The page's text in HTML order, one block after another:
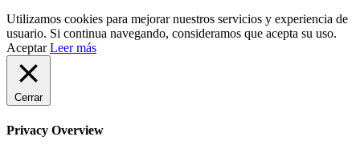
Utilizamos cookies para mejorar nuestros servicios y experiencia de
usuario. Si continua navegando, consideramos que acepta su uso.
Aceptar Leer más
Cerrar
Privacy Overview